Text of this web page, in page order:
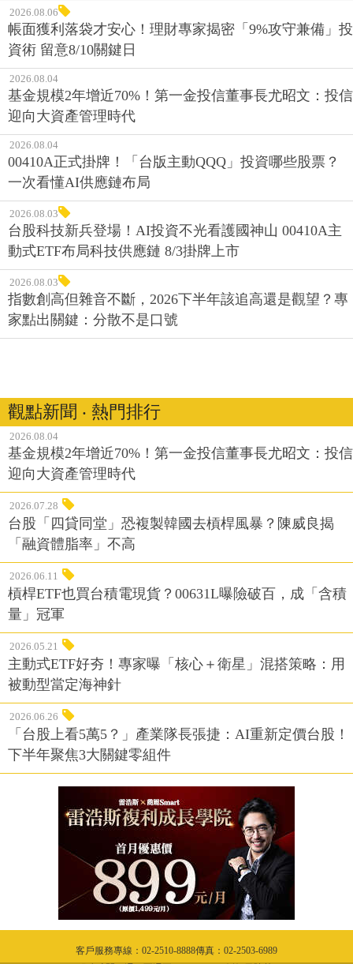
2026.08.06
帳面獲利落袋才安心！理財專家揭密「9%攻守兼備」投
資術 留意8/10關鍵日
2026.08.04
基金規模2年增近70%！第一金投信董事長尤昭文：投信
迎向大資產管理時代
2026.08.04
00410A正式掛牌！「台版主動QQQ」投資哪些股票？
一次看懂AI供應鏈布局
2026.08.03
台股科技新兵登場！AI投資不光看護國神山 00410A主
動式ETF布局科技供應鏈 8/3掛牌上市
2026.08.03
指數創高但雜音不斷，2026下半年該追高還是觀望？專
家點出關鍵：分散不是口號
觀點新聞 ‧ 熱門排行
2026.08.04
基金規模2年增近70%！第一金投信董事長尤昭文：投信
迎向大資產管理時代
2026.07.28
台股「四貸同堂」恐複製韓國去槓桿風暴？陳威良揭
「融資體脂率」不高
2026.06.11
槓桿ETF也買台積電現貨？00631L曝險破百，成「含積
量」冠軍
2026.05.21
主動式ETF好夯！專家曝「核心＋衛星」混搭策略：用
被動型當定海神針
2026.06.26
「台股上看5萬5？」產業隊長張捷：AI重新定價台股！
下半年聚焦3大關鍵零組件
客戶服務專線：02-2510-8888傳真：02-2503-6989